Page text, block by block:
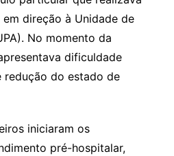
direção à Unidade de
No momento da
dificuldade
redução do estado de
iniciaram os
pré-hospitalar,